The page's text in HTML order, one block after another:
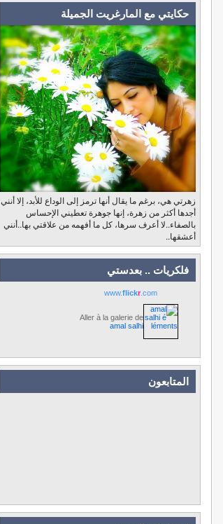
حكايتي مع المارغريت الجميلة
زهرتي هي، برغم ما يقال أنها ترمز إلى الوداع للأبد، إلا أنني
أجدها أكثر من زهرة، إنها جوهرة تعطيني الإحساس
بالصفاء..لا أعرف سرها، كل ما أفهمه من علاقتي بها..أنني
أعشقها..
فلكريات .. بعدستي
www.flickr .com
Aller à la galerie de
amal salhi
المتابعون